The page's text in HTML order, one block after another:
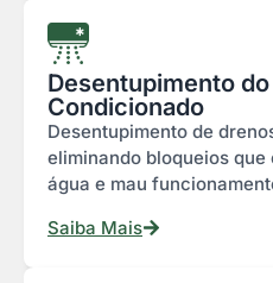
Desentupimento
Condicionado
Desentupimento de
eliminando bloqueios
água e mau
Saiba Mais